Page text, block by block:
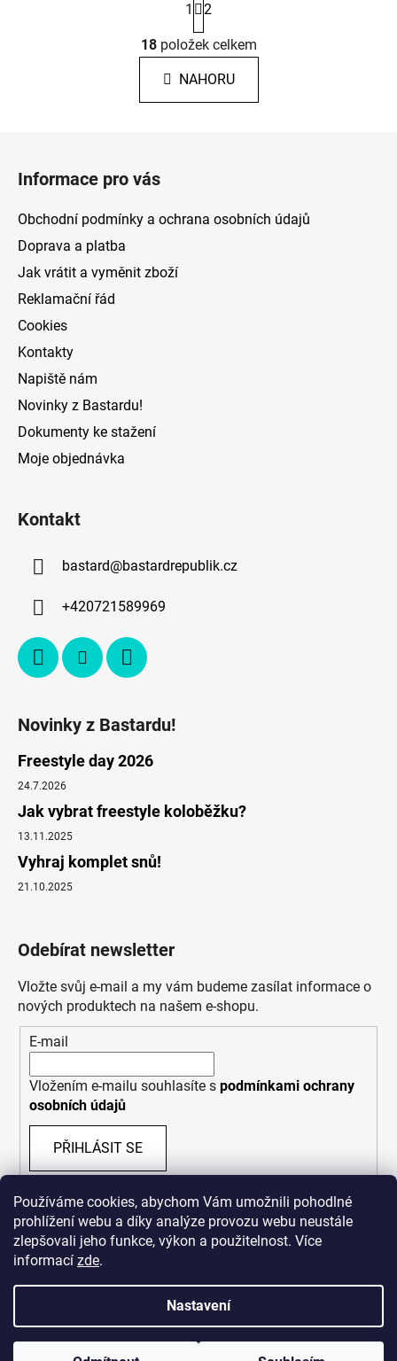
Používáme cookies, abychom Vám umožnili pohodlné
prohlížení webu a díky analýze provozu webu neustále
zlepšovali jeho funkce, výkon a použitelnost. Více
informací zde.
Nastavení
O
v
l
á
d
v
t
r
á
n
k
1 2
18položek celkem
NAHORU
Informace pro vás
Obchodní podmínky a ochrana osobních údajů
Doprava a platba
Jak vrátit a vyměnit zboží
Reklamační řád
Cookies
Kontakty
Napiště nám
Novinky z Bastardu!
Dokumenty ke stažení
Moje objednávka
Kontakt
bastard@bastardrepublik.cz
+420721589969
Novinky z Bastardu!
Freestyle day 2026
24.7.2026
Jak vybrat freestyle koloběžku?
13.11.2025
Vyhraj komplet snů!
21.10.2025
Odebírat newsletter
Vložte svůj e-mail a my vám budeme zasílat informace o
nových produktech na našem e-shopu.
E-mail
Vložením e-mailu souhlasíte s podmínkami ochrany
osobních údajů
PŘIHLÁSIT SE
Vytvořil Shoptet